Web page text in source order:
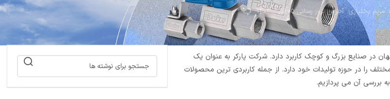
مریم بختیاری آخرین بروز رسانی 05 آذر - 1403 0
در صنایع بزرگ و کوچک کاربرد دارد. شرکت پارکر به عنوان یک
را در حوزه تولیدات خود دارد. از جمله کاربردی ترین محصولات
بررسی آن می پردازیم.